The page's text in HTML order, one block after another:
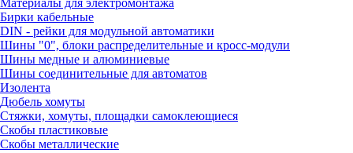
Материалы для электромонтажа
Бирки кабельные
DIN - рейки для модульной автоматики
Шины "0", блоки распределительные и кросс-модули
Шины медные и алюминиевые
Шины соединительные для автоматов
Изолента
Дюбель хомуты
Стяжки, хомуты, площадки самоклеющиеся
Скобы пластиковые
Скобы металлические